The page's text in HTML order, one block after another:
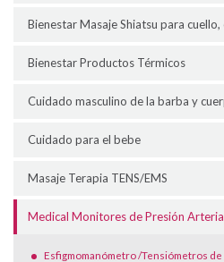
Bienestar Masaje Shiatsu para
Bienestar Productos Térmicos
Cuidado masculino de la barba y
Cuidado para el bebe
Masaje Terapia TENS/EMS
Medical Monitores de Presión
Esfigmomanómetro /Tensiómetros